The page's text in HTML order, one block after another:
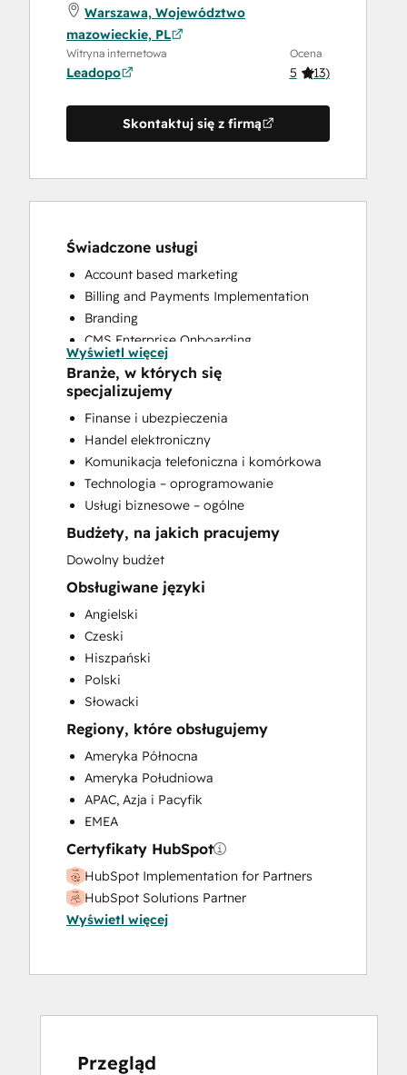
Warszawa, Województwo
mazowieckie, PL
Witryna internetowa
Leadopo
Ocena
5 (13)
Skontaktuj się z firmą
Świadczone usługi
Account based marketing
Billing and Payments Implementation
Branding
CMS Enterprise Onboarding
CMS Professional Onboarding
Community Management
Content Creation
Conversational Marketing
CPQ Implementation
CRM Implementation
CRM Migration
Custom API Integrations
Customer Marketing
Customer Success Training
Customer Support Training
Customer Survey and Analysis
Email Marketing
Full Inbound Marketing Services
Help Desk Implementation
HubSpot Academy Guided Onboarding
HubSpot Onboarding
Knowledge Base Development
LatAm Marketing Enterprise Onboarding
LatAm Marketing Professional
Onboarding
Marketing Hub Enterprise Onboarding
Marketing Hub Professional Onboarding
Paid Advertising
Programmable Automation
Public Relations
Revenue Hub Implementation
Sales Coaching and Training
Sales Hub Enterprise Onboarding
Search Engine Optimization
Wyświetl więcej
Branże, w których się
specjalizujemy
Finanse i ubezpieczenia
Handel elektroniczny
Komunikacja telefoniczna i komórkowa
Technologia – oprogramowanie
Usługi biznesowe – ogólne
Budżety, na jakich pracujemy
Dowolny budżet
Obsługiwane języki
Angielski
Czeski
Hiszpański
Polski
Słowacki
Regiony, które obsługujemy
Ameryka Północna
Ameryka Południowa
APAC, Azja i Pacyfik
EMEA
Certyfikaty HubSpot
HubSpot Implementation for Partners
HubSpot Solutions Partner
Wyświetl więcej
Przegląd